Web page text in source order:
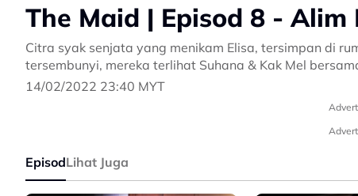
The Maid | Episod 8 - Alim
Citra syak senjata yang menikam Elisa, tersimpan di
tersembunyi, mereka terlihat Suhana & Kak Mel
14/02/2022 23:40 MYT
EpisodLihat Juga